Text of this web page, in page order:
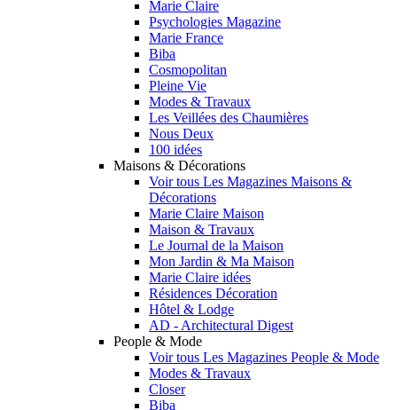
Marie Claire
Psychologies Magazine
Marie France
Biba
Cosmopolitan
Pleine Vie
Modes & Travaux
Les Veillées des Chaumières
Nous Deux
100 idées
Maisons & Décorations
Voir tous Les Magazines Maisons &
Décorations
Marie Claire Maison
Maison & Travaux
Le Journal de la Maison
Mon Jardin & Ma Maison
Marie Claire idées
Résidences Décoration
Hôtel & Lodge
AD - Architectural Digest
People & Mode
Voir tous Les Magazines People & Mode
Modes & Travaux
Closer
Biba